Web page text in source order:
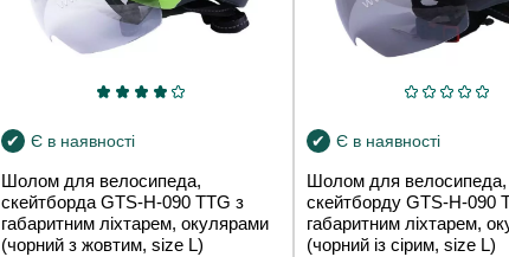
Є в наявності
Шолом для велосипеда,
скейтборда GTS-H-090 TTG з
габаритним ліхтарем, окулярами
(чорний з жовтим, size L)
Є в наявності
Шолом для велосипеда,
скейтборду GTS-H-090
габаритним ліхтарем,
(чорний із сірим, size L)